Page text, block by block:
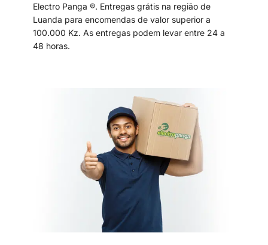
Electro Panga ®. Entregas grátis na região de
Luanda para encomendas de valor superior a
100.000 Kz. As entregas podem levar entre 24 a
48 horas.